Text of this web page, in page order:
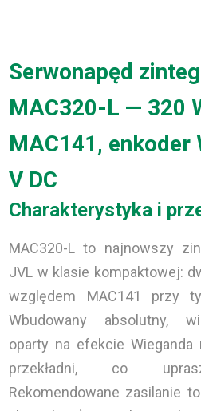
Serwonapęd
MAC320-L — 320
MAC141, enkoder
V DC
Charakterystyka i
MAC320-L to najnowszy
JVL w klasie kompaktowej:
względem MAC141 przy
Wbudowany absolutny,
oparty na efekcie
przekładni, co
Rekomendowane zasilanie